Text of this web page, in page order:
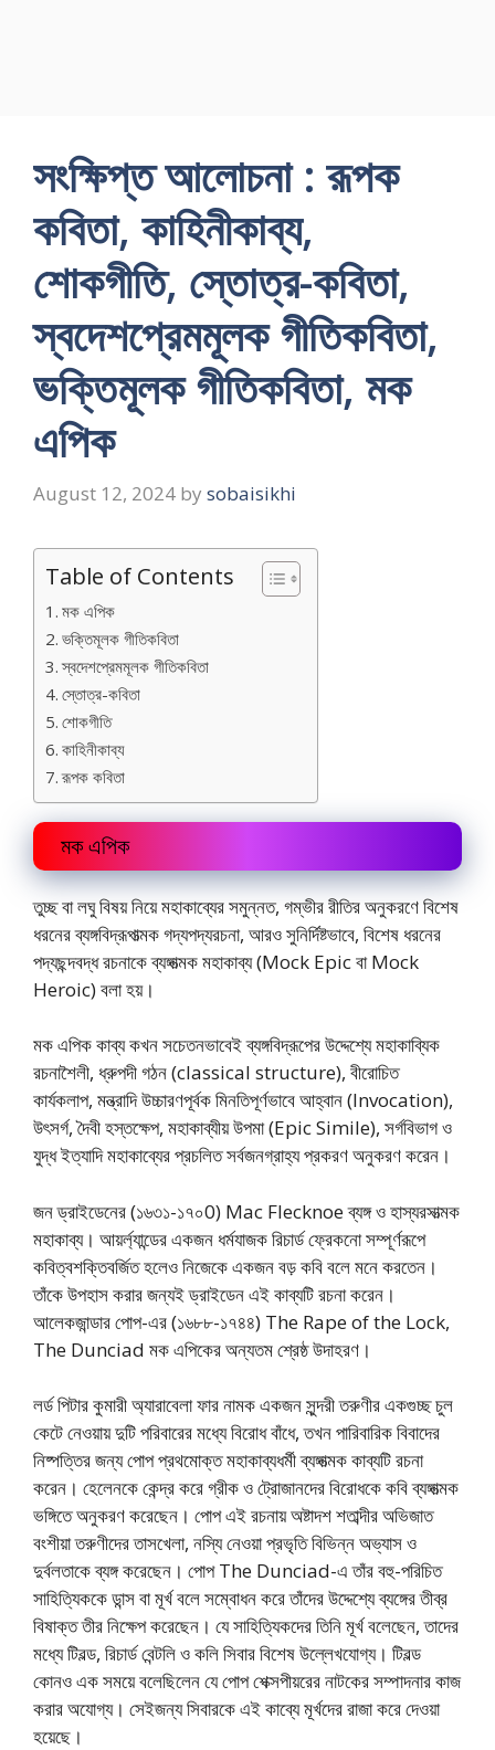
সংক্ষিপ্ত আলোচনা : রূপক
কবিতা, কাহিনীকাব্য,
শোকগীতি, স্তোত্র-কবিতা,
স্বদেশপ্রেমমূলক গীতিকবিতা,
ভক্তিমূলক গীতিকবিতা, মক
এপিক
August 12, 2024 by sobaisikhi
Table of Contents
মক এপিক
ভক্তিমূলক গীতিকবিতা
স্বদেশপ্রেমমূলক গীতিকবিতা
স্তোত্র-কবিতা
শোকগীতি
কাহিনীকাব্য
রূপক কবিতা
মক এপিক
তুচ্ছ বা লঘু বিষয় নিয়ে মহাকাব্যের সমুন্নত, গম্ভীর রীতির অনুকরণে বিশেষ
ধরনের ব্যঙ্গবিদ্রূপাত্মক গদ্যপদ্যরচনা, আরও সুনির্দিষ্টভাবে, বিশেষ ধরনের
পদ্যছন্দবদ্ধ রচনাকে ব্যঙ্গাত্মক মহাকাব্য (Mock Epic বা Mock
Heroic) বলা হয়।
মক এপিক কাব্য কখন সচেতনভাবেই ব্যঙ্গবিদ্রূপের উদ্দেশ্যে মহাকাব্যিক
রচনাশৈলী, ধ্রুপদী গঠন (classical structure), বীরোচিত
কার্যকলাপ, মন্ত্রাদি উচ্চারণপূর্বক মিনতিপূর্ণভাবে আহ্বান (Invocation),
উৎসর্গ, দৈবী হস্তক্ষেপ, মহাকাব্যীয় উপমা (Epic Simile), সর্গবিভাগ ও
যুদ্ধ ইত্যাদি মহাকাব্যের প্রচলিত সর্বজনগ্রাহ্য প্রকরণ অনুকরণ করেন।
জন ড্রাইডেনের (১৬৩১-১৭০0) Mac Flecknoe ব্যঙ্গ ও হাস্যরসাত্মক
মহাকাব্য। আয়র্ল্যান্ডের একজন ধর্মযাজক রিচার্ড ফ্রেকনো সম্পূর্ণরূপে
কবিত্বশক্তিবর্জিত হলেও নিজেকে একজন বড় কবি বলে মনে করতেন।
তাঁকে উপহাস করার জন্যই ড্রাইডেন এই কাব্যটি রচনা করেন।
আলেকজান্ডার পোপ-এর (১৬৮৮-১৭৪৪) The Rape of the Lock,
The Dunciad মক এপিকের অন্যতম শ্রেষ্ঠ উদাহরণ।
লর্ড পিটার কুমারী অ্যারাবেলা ফার নামক একজন সুন্দরী তরুণীর একগুচ্ছ চুল
কেটে নেওয়ায় দুটি পরিবারের মধ্যে বিরোধ বাঁধে, তখন পারিবারিক বিবাদের
নিষ্পত্তির জন্য পোপ প্রথমোক্ত মহাকাব্যধর্মী ব্যঙ্গাত্মক কাব্যটি রচনা
করেন। হেলেনকে কেন্দ্র করে গ্রীক ও ট্রোজানদের বিরোধকে কবি ব্যঙ্গাত্মক
ভঙ্গিতে অনুকরণ করেছেন। পোপ এই রচনায় অষ্টাদশ শতাব্দীর অভিজাত
বংশীয়া তরুণীদের তাসখেলা, নস্যি নেওয়া প্রভৃতি বিভিন্ন অভ্যাস ও
দুর্বলতাকে ব্যঙ্গ করেছেন। পোপ The Dunciad-এ তাঁর বহু-পরিচিত
সাহিত্যিককে ডান্স বা মূর্খ বলে সম্বোধন করে তাঁদের উদ্দেশ্যে ব্যঙ্গের তীব্র
বিষাক্ত তীর নিক্ষেপ করেছেন। যে সাহিত্যিকদের তিনি মূর্খ বলেছেন, তাদের
মধ্যে টিবল্ড, রিচার্ড বেন্টলি ও কলি সিবার বিশেষ উল্লেখযোগ্য। টিবল্ড
কোনও এক সময়ে বলেছিলেন যে পোপ শেক্সপীয়রের নাটকের সম্পাদনার কাজ
করার অযোগ্য। সেইজন্য সিবারকে এই কাব্যে মূর্খদের রাজা করে দেওয়া
হয়েছে।